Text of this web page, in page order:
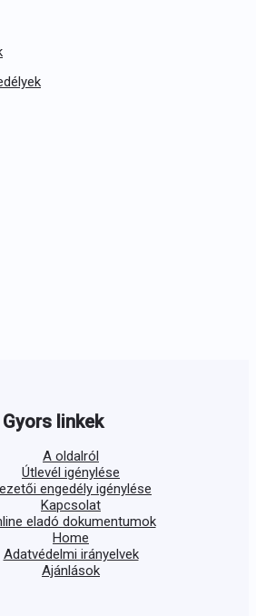
Gyors linkek
A oldalról
Útlevél igénylése
engedély igénylése
Kapcsolat
eladó dokumentumok
Home
Adatvédelmi irányelvek
Ajánlások